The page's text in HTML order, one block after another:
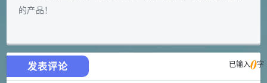
的产品！
发表评论 已输入0字